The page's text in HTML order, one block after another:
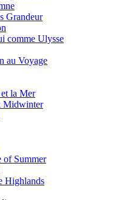
Grandeur
comme Ulysse
au Voyage
la Mer
Midwinter
of Summer
Highlands